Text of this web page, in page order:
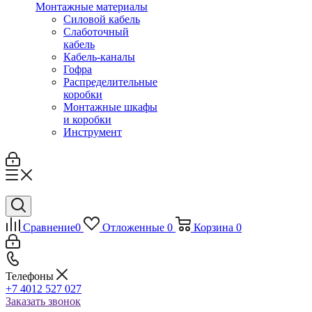
Монтажные материалы
Силовой кабель
Слаботочный
кабель
Кабель-каналы
Гофра
Распределительные
коробки
Монтажные шкафы
и коробки
Инструмент
Сравнение0 Отложенные 0 Корзина 0
Телефоны
+7 4012 527 027
Заказать звонок